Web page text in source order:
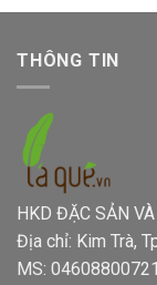
THÔNG TIN
HKD ĐẶC SẢN
Địa chỉ: Kim Trà,
MS: